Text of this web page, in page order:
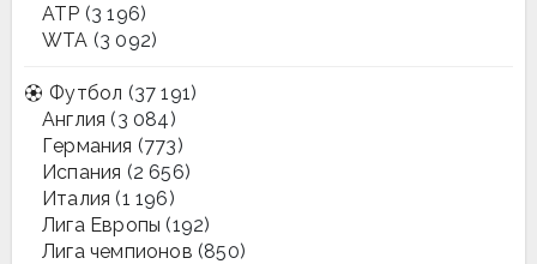
ATP (3 196)
WTA (3 092)
Футбол (37 191)
Англия (3 084)
Германия (773)
Испания (2 656)
Италия (1 196)
Лига Европы (192)
Лига чемпионов (850)